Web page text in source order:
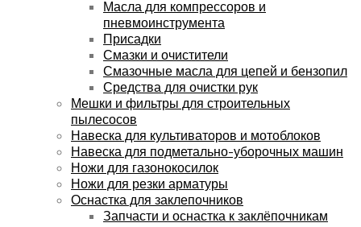
Масла для компрессоров и
пневмоинструмента
Присадки
Смазки и очистители
Смазочные масла для цепей и бензопил
Средства для очистки рук
Мешки и фильтры для строительных
пылесосов
Навеска для культиваторов и мотоблоков
Навеска для подметально-уборочных машин
Ножи для газонокосилок
Ножи для резки арматуры
Оснастка для заклепочников
Запчасти и оснастка к заклёпочникам